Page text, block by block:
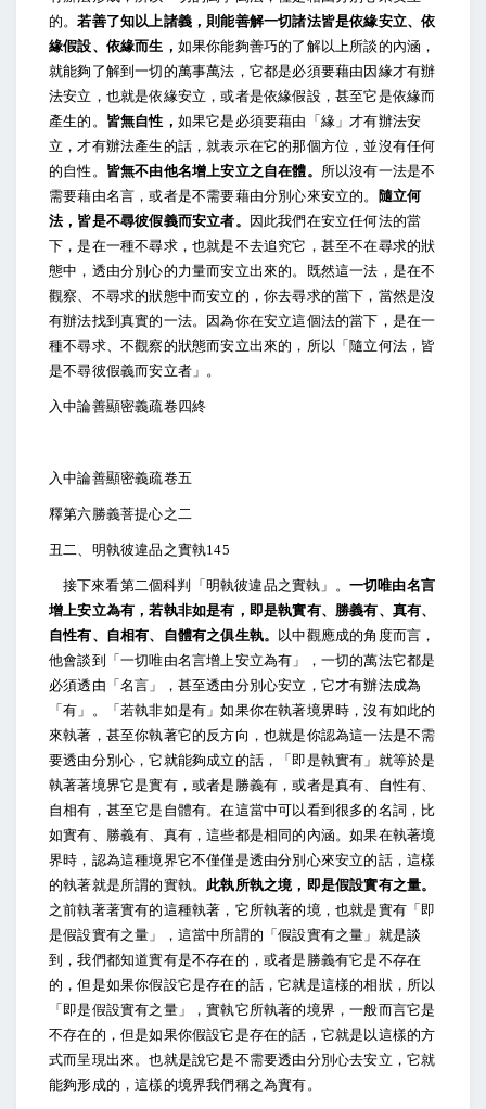
的。若善了知以上諸義，則能善解一切諸法皆是依緣安立、依
緣假設、依緣而生， 如果你能夠善巧的了解以上所談的內涵，
就能夠了解到一切的萬事萬法，它都是必須要藉由因緣才有辦
法安立，也就是依緣安立，或者是依緣假設，甚至它是依緣而
產生的。 皆無自性， 如果它是必須要藉由「緣」才有辦法安
立，才有辦法產生的話，就表示在它的那個方位，並沒有任何
的自性。 皆無不由他名增上安立之自在體。 所以沒有一法是不
需要藉由名言，或者是不需要藉由分別心來安立的。 隨立何
法，皆是不尋彼假義而安立者。
因此我們在安立任何法的當
下，是在一種不尋求，也就是不去追究它，甚至不在尋求的狀
態中，透由分別心的力量而安立出來的。既然這一法，是在不
觀察、不尋求的狀態中而安立的，你去尋求的當下，當然是沒
有辦法找到真實的一法。因為你在安立這個法的當下，是在一
種不尋求、不觀察的狀態而安立出來的，所以「隨立何法，皆
是不尋彼假義而安立者」。
入中論善顯密義疏卷四終
入中論善顯密義疏卷五
釋第六勝義菩提心之二
丑二、明執彼違品之實執145
接下來看第二個科判「明執彼違品之實執」。 一切唯由名言
增上安立為有，若執非如是有，即是執實有、勝義有、真有、
自性有、自相有、自體有之俱生執。
以中觀應成的角度而言，
他會談到「一切唯由名言增上安立為有」，一切的萬法它都是
必須透由「名言」，甚至透由分別心安立，它才有辦法成為
「有」。「若執非如是有」如果你在執著境界時，沒有如此的
來執著，甚至你執著它的反方向，也就是你認為這一法是不需
要透由分別心，它就能夠成立的話，「即是執實有」就等於是
執著著境界它是實有，或者是勝義有，或者是真有、自性有、
自相有，甚至它是自體有。在這當中可以看到很多的名詞，比
如實有、勝義有、真有，這些都是相同的內涵。如果在執著境
界時，認為這種境界它不僅僅是透由分別心來安立的話，這樣
的執著就是所謂的實執。此執所執之境，即是假設實有之量。
之前執著著實有的這種執著，它所執著的境，也就是實有「即
是假設實有之量」，這當中所謂的「假設實有之量」就是談
到，我們都知道實有是不存在的，或者是勝義有它是不存在
的，但是如果你假設它是存在的話，它就是這樣的相狀，所以
「即是假設實有之量」，實執它所執著的境界，一般而言它是
不存在的，但是如果你假設它是存在的話，它就是以這樣的方
式而呈現出來。也就是說它是不需要透由分別心去安立，它就
能夠形成的，這樣的境界我們稱之為實有。